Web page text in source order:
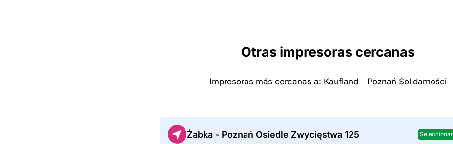
Otras impresoras cercanas
Impresoras más cercanas a: Kaufland - Poznań Solidarności
Żabka - Poznań Osiedle Zwycięstwa 125 Seleccionar